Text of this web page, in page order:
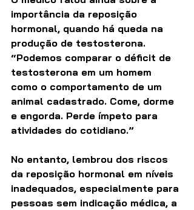
importância da reposição
hormonal, quando há queda na
produção de testosterona.
“Podemos comparar o déficit de
testosterona em um homem
como o comportamento de um
animal cadastrado. Come, dorme
e engorda. Perde ímpeto para
atividades do cotidiano.”
No entanto, lembrou dos riscos
da reposição hormonal em níveis
inadequados, especialmente para
pessoas sem indicação médica, a